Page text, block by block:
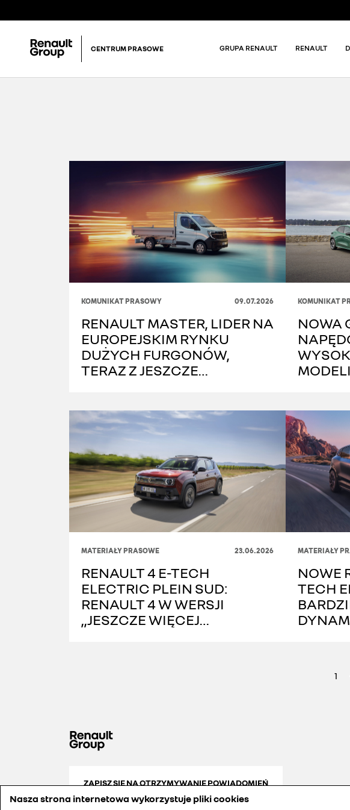
CENTRUM PRASOWE GRUPA RENAULT RENAULT
KOMUNIKAT PRASOWY 09.07.2026
RENAULT MASTER, LIDER NA
EUROPEJSKIM RYNKU
DUŻYCH FURGONÓW,
TERAZ Z JESZCZE
KOMUNIKAT
NOWA
MATERIAŁY PRASOWE 23.06.2026
RENAULT 4 E-TECH
ELECTRIC PLEIN SUD:
RENAULT 4 W WERSJI
„JESZCZE WIĘCEJ
MATERIAŁY
NOWE
TECH
1
ZAPISZ SIĘ NA OTRZYMYWANIE POWIADOMIEŃ
Nasza strona internetowa wykorzystuje pliki cookies